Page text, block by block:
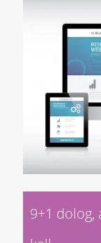
9+1